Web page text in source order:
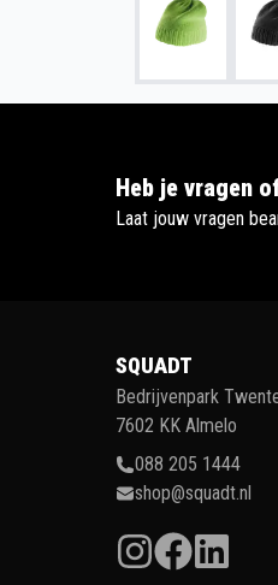
Heb je vragen
Laat jouw vragen
SQUADT
Bedrijvenpark
7602 KK Almelo
088 205 1444
shop@squadt.nl